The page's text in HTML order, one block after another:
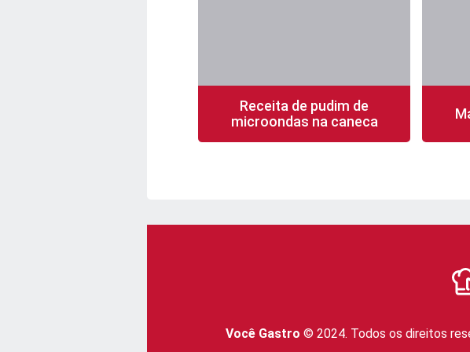
Receita de pudim de
microondas na caneca
5 min 1 porção fácil
Você Gastro © 2024. Todos os direitos